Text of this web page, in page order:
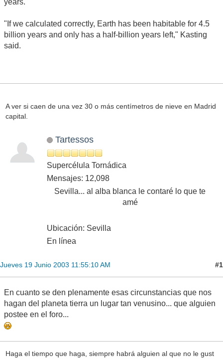
years.
"If we calculated correctly, Earth has been habitable for 4.5
billion years and only has a half-billion years left," Kasting
said.
A ver si caen de una vez 30 o más centímetros de nieve en Madrid
capital.
Tartessos
Supercélula Tornádica
Mensajes: 12,098
Sevilla... al alba blanca le contaré lo que te
amé
Ubicación: Sevilla
En línea
Jueves 19 Junio 2003 11:55:10 AM #1
En cuanto se den plenamente esas circunstancias que nos
hagan del planeta tierra un lugar tan venusino... que alguien
postee en el foro...
Haga el tiempo que haga, siempre habrá alguien al que no le gust